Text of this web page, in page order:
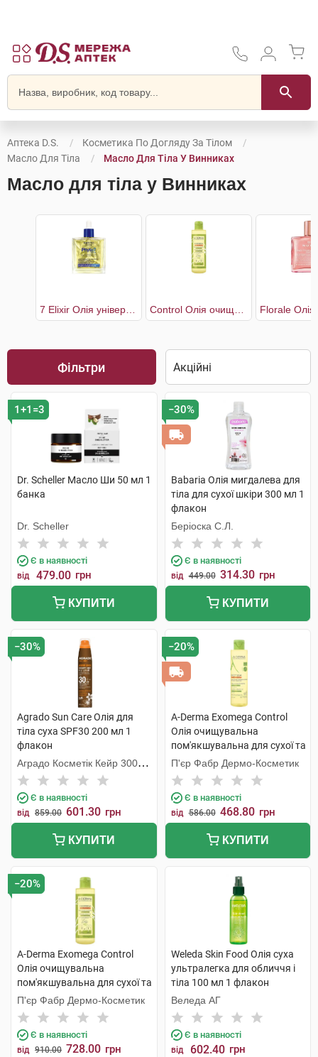
Аптека D.S.
Косметика По Догляду За Тілом
Масло Для Тіла
Масло Для Тіла У Винниках
Масло для тіла у Винниках
Фільтри
1+1=3
Dr. Scheller Масло Ши 50 мл 1
банка
Dr. Scheller
Є в наявності
від 479.00 грн
КУПИТИ
−30%
Babaria Олія мигдалева для
тіла для сухої шкіри 300 мл 1
флакон
Беріоска С.Л.
Є в наявності
від 449.00 314.30 грн
КУПИТИ
−30%
Agrado Sun Care Олія для
тіла суха SPF30 200 мл 1
флакон
Аградо Косметік Кейр 3000
С.Л.У.
Є в наявності
від 859.00 601.30 грн
КУПИТИ
−20%
A-Derma Exomega Control
Олія очищувальна
пом'якшувальна для сухої та
атопічної шкіри 200 мл 1
флакон
П'єр Фабр Дермо-Косметик
Є в наявності
від 586.00 468.80 грн
КУПИТИ
−20%
A-Derma Exomega Control
Олія очищувальна
пом'якшувальна для сухої та
атопічної шкіри 500 мл 1
флакон
П'єр Фабр Дермо-Косметик
Є в наявності
від 910.00 728.00 грн
Weleda Skin Food Олія суха
ультралегка для обличчя і
тіла 100 мл 1 флакон
Веледа АГ
Є в наявності
від 602.40 грн